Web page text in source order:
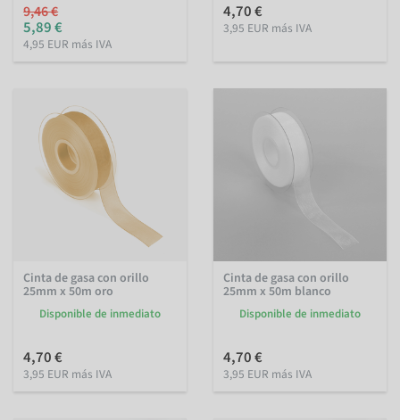
9,46 €
5,89 €
4,95 EUR más IVA
4,70 €
3,95 EUR más IVA
Cinta de gasa con orillo
25mm x 50m oro
Disponible de inmediato
4,70 €
3,95 EUR más IVA
Cinta de gasa con orillo
25mm x 50m blanco
Disponible de inmediato
4,70 €
3,95 EUR más IVA